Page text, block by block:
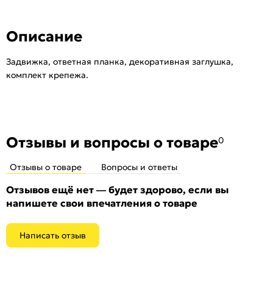
Описание
Задвижка, ответная планка, декоративная заглушка,
комплект крепежа.
Отзывы и вопросы о товаре0
Отзывы о товаре Вопросы и ответы
Отзывов ещё нет — будет здорово, если вы
напишете свои впечатления о товаре
Написать отзыв